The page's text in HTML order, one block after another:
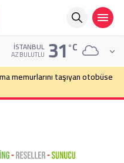
İSTANBUL
AZ BULUTLU 31°C
memurlarını taşıyan otobüse